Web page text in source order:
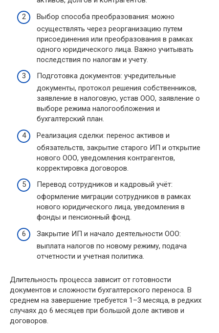
Выбор способа преобразования: можно
осуществлять через реорганизацию путем
присоединения или преобразования в рамках
одного юридического лица. Важно учитывать
последствия по налогам и учету.
Подготовка документов: учредительные
документы, протокол решения собственников,
заявление в налоговую, устав ООО, заявление о
выборе режима налогообложения и
бухгалтерский план.
Реализация сделки: перенос активов и
обязательств, закрытие старого ИП и открытие
нового ООО, уведомления контрагентов,
корректировка договоров.
Перевод сотрудников и кадровый учёт:
оформление миграции сотрудников в рамках
нового юридического лица, уведомления в
фонды и пенсионный фонд.
Закрытие ИП и начало деятельности ООО:
выплата налогов по новому режиму, подача
отчетности и учетная политика.
Длительность процесса зависит от готовности
документов и сложности бухгалтерского переноса. В
среднем на завершение требуется 1–3 месяца, в редких
случаях до 6 месяцев при большой доле активов и
договоров.